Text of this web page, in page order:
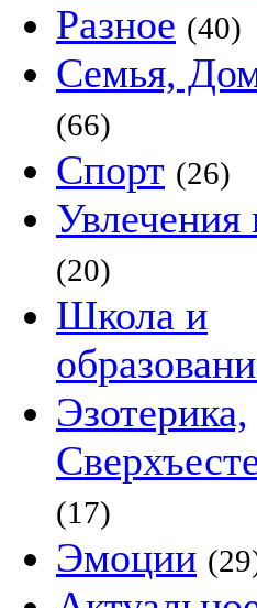
Разное (40)
Семья,
(66)
Спорт (26)
(20)
Школа и
Эзотерика,
(17)
Эмоции